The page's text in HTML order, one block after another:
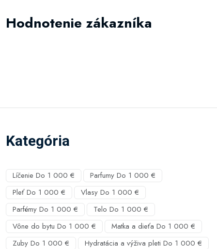
Hodnotenie zákazníka
Kategória
Líčenie Do 1 000 €
Parfumy Do 1 000 €
Pleť Do 1 000 €
Vlasy Do 1 000 €
Parfémy Do 1 000 €
Telo Do 1 000 €
Vône do bytu Do 1 000 €
Matka a dieťa Do 1 000 €
Zuby Do 1 000 €
Hydratácia a výživa pleti Do 1 000 €